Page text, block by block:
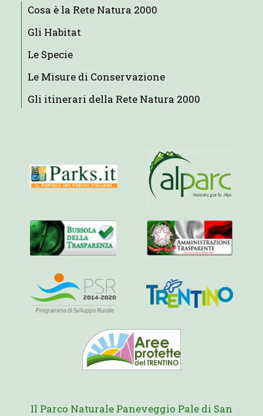
Cosa è la Rete Natura 2000
Gli Habitat
Le Specie
Le Misure di Conservazione
Gli itinerari della Rete Natura 2000
Il Parco Naturale Paneveggio Pale di San